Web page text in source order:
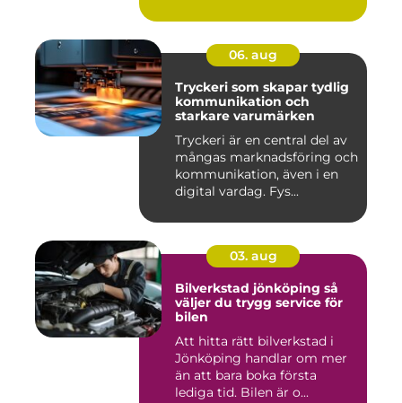
06. aug
Tryckeri som skapar tydlig
kommunikation och
starkare varumärken
Tryckeri är en central del av
mångas marknadsföring och
kommunikation, även i en
digital vardag. Fys...
03. aug
Bilverkstad jönköping så
väljer du trygg service för
bilen
Att hitta rätt bilverkstad i
Jönköping handlar om mer
än att bara boka första
lediga tid. Bilen är o...